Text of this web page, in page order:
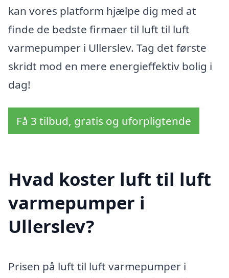
kan vores platform hjælpe dig med at
finde de bedste firmaer til luft til luft
varmepumper i Ullerslev. Tag det første
skridt mod en mere energieffektiv bolig i
dag!
Få 3 tilbud, gratis og uforpligtende
Hvad koster luft til luft
varmepumper i
Ullerslev?
Prisen på luft til luft varmepumper i